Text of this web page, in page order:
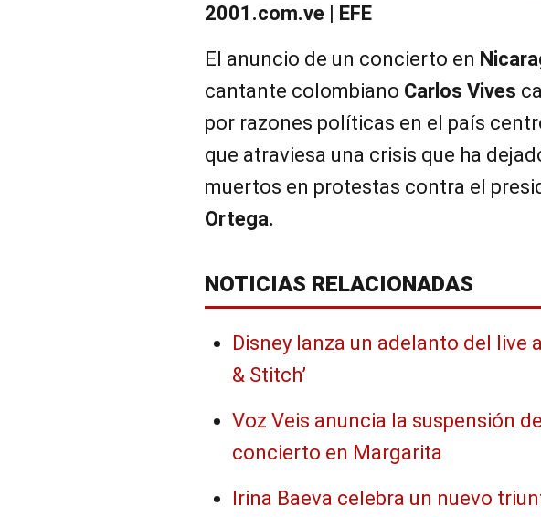
2001.com.ve | EFE
El anuncio de un concierto en
cantante colombiano Carlos Vives
por razones políticas en el país
que atraviesa una crisis que ha
muertos en protestas contra el
Ortega.
NOTICIAS RELACIONADAS
Disney lanza un adelanto del live
& Stitch’
Voz Veis anuncia la suspensión
concierto en Margarita
Irina Baeva celebra un nuevo